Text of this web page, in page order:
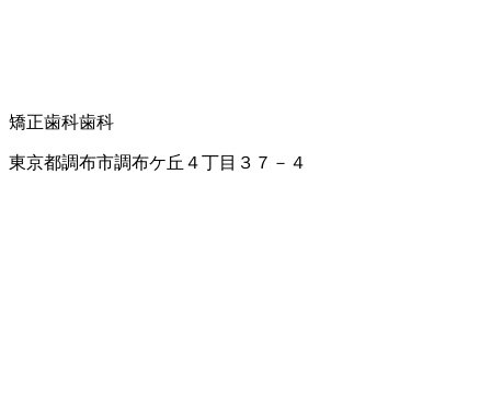
矯正歯科歯科
東京都調布市調布ケ丘４丁目３７－４